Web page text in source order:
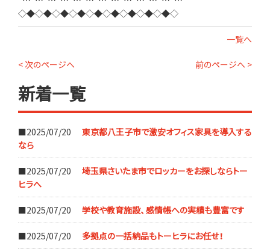
◇◆◇◆◇◆◇◆◇◆◇◆◇◆◇◆◇◆◇
一覧へ
< 次のページへ 前のページへ >
新着一覧
■2025/07/20
東京都八王子市で激安オフィス家具を導入する
なら
■2025/07/20
埼玉県さいたま市でロッカーをお探しならトー
ヒラへ
■2025/07/20 学校や教育施設、感情帳への実績も豊富です
■2025/07/20 多拠点の一括納品もトーヒラにお任せ！